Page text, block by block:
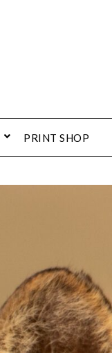
PRINT SHOP